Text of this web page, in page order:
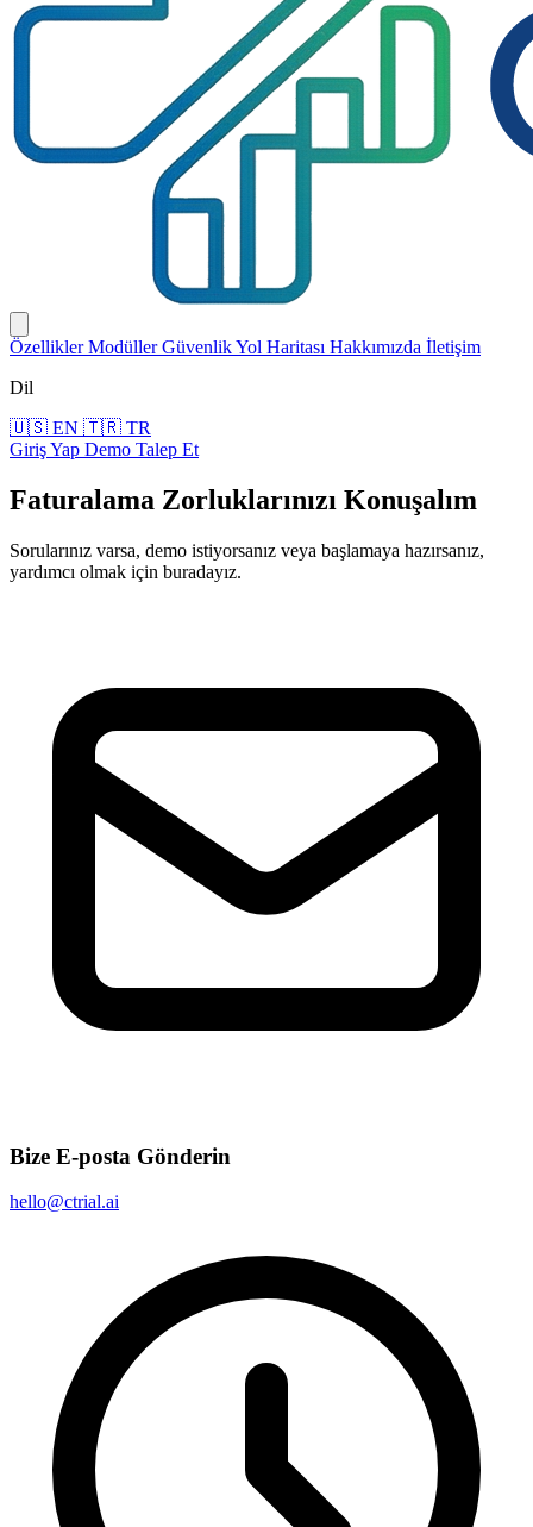
ÖzelliklerModüllerGüvenlikYol Haritası Hakkımızda İletişim
Dil
🇺🇸 EN 🇹🇷 TR
Giriş Yap Demo Talep Et
Faturalama Zorluklarınızı Konuşalım
Sorularınız varsa, demo istiyorsanız veya başlamaya hazırsanız,
yardımcı olmak için buradayız.
Bize E-posta Gönderin
hello@ctrial.ai